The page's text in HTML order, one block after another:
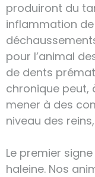
produiront du
inflammation
pour l’animal
de dents
chronique peut,
mener à des
niveau des
Le premier
haleine. Nos